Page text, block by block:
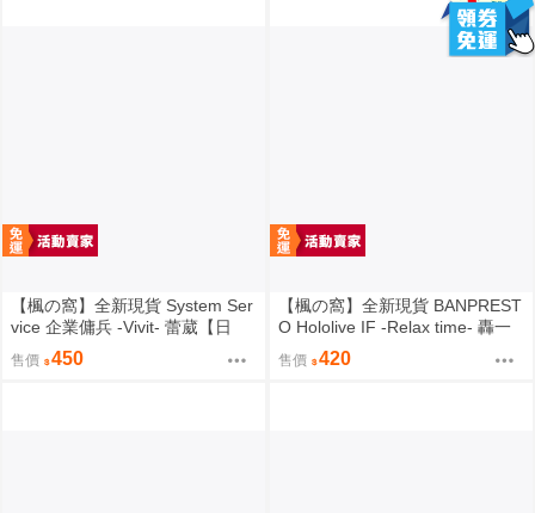
【楓の窩】全新現貨 System Ser
vice 企業傭兵 -Vivit- 蕾葳【日
售價 450
【楓の窩】全新現貨 BANPREST
O Hololive IF -Relax time- 轟一
【日版】
售價 420